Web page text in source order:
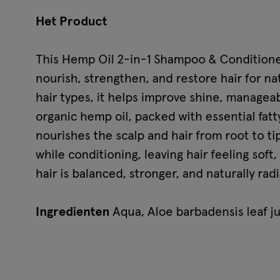
Het Product
This Hemp Oil 2-in-1 Shampoo &
nourish, strengthen, and restore hair for
hair types, it helps improve shine,
organic hemp oil, packed with essential
nourishes the scalp and hair from root to
while conditioning, leaving hair feeling
hair is balanced, stronger, and naturally
Ingredienten Aqua, Aloe barbadensis leaf
Glycerin, Caprylyl/capryl glucoside,